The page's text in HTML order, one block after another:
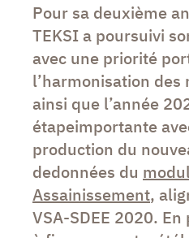
Pour sa deuxième
TEKSI a poursuivi
avec une priorité
l’harmonisation des
ainsi que l’année
étapeimportante
production du
dedonnées du
Assainissement,
VSA-SDEE 2020.